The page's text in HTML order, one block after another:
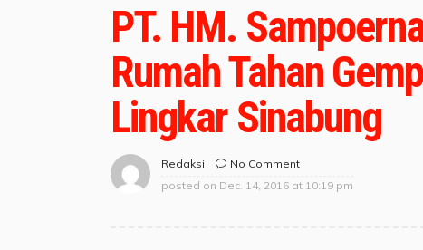
PT. HM.
Rumah Tahan
Lingkar Sinabung
Redaksi
No Comment
posted on Dec. 14, 2016 at 10:19 pm